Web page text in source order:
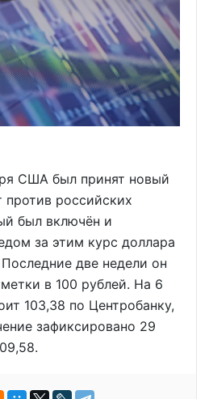
США был принят новый
против российских
был включён и
за этим курс доллара
две недели он
в 100 рублей. На 6
103,38 по Центробанку,
зафиксировано 29